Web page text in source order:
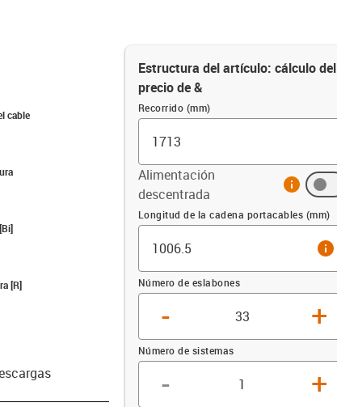
cable
[R]
Estructura del artículo: cálculo del
precio de &
Recorrido (mm)
Alimentación
descentrada
info
Compensación (mm)
Longitud de la cadena portacables (mm)
info
Número de eslabones
- +
Número de sistemas
- +